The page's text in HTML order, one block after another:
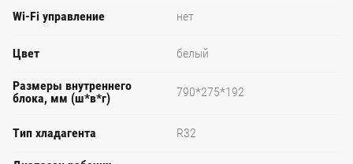
Wi-Fi управление нет
Цвет белый
Размеры внутреннего
блока, мм (ш*в*г)
790*275*192
Тип хладагента R32